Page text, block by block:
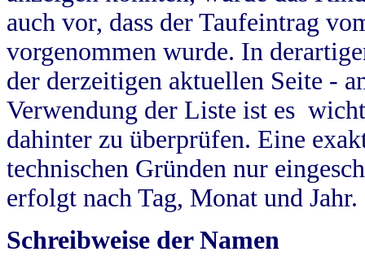
auch vor, dass der Taufeintrag
vorgenommen wurde. In
der derzeitigen aktuellen Seite -
Verwendung der Liste ist es
dahinter zu überprüfen. Eine
technischen Gründen nur
erfolgt nach Tag, Monat und Jahr.
Schreibweise der Namen